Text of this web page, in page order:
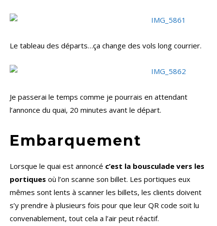
Le tableau des départs…ça change des vols long courrier.
Je passerai le temps comme je pourrais en attendant
l’annonce du quai, 20 minutes avant le départ.
Embarquement
Lorsque le quai est annoncé c’est la bousculade vers les
portiques où l’on scanne son billet. Les portiques eux
mêmes sont lents à scanner les billets, les clients doivent
s’y prendre à plusieurs fois pour que leur QR code soit lu
convenablement, tout cela a l’air peut réactif.